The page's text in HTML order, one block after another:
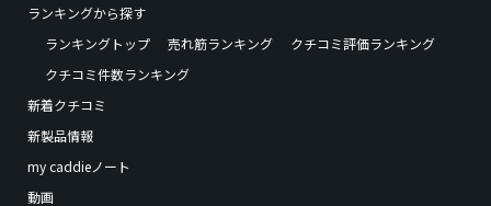
ランキングから探す
ランキングトップ
売れ筋ランキング
クチコミ評価ランキング
クチコミ件数ランキング
新着クチコミ
新製品情報
my caddieノート
動画